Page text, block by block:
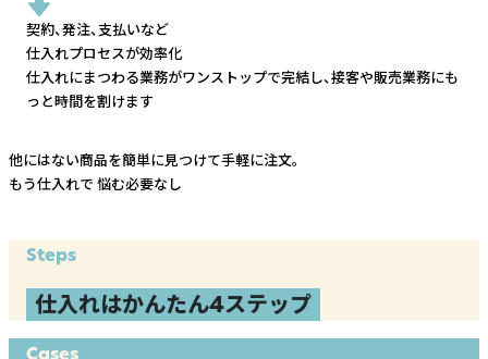
契約、発注、支払いなど
仕入れプロセスが効率化
仕入れにまつわる業務がワンストップで完結し、接客や販売業務にも
っと時間を割けます
他にはない商品を簡単に見つけて手軽に注文。
もう仕入れで 悩む必要なし
Steps
仕入れはかんたん4ステップ
Cases